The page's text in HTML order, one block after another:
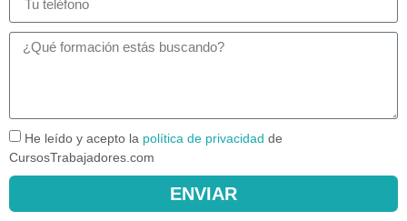
He leído y acepto la política de privacidad de
CursosTrabajadores.com
ENVIAR